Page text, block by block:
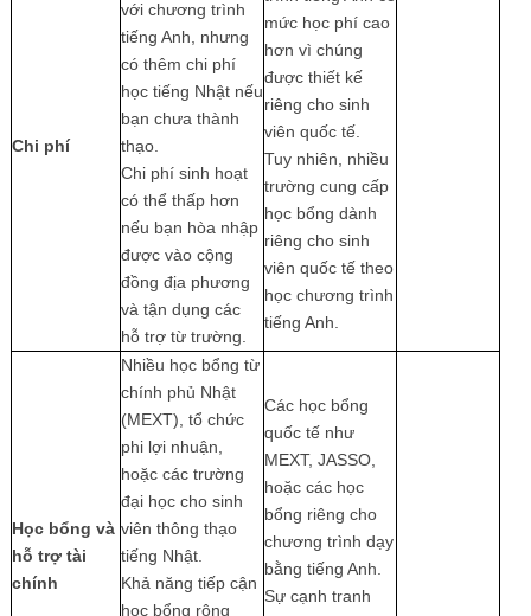
Chi phí
với chương trình
tiếng Anh, nhưng
có thêm chi phí
học tiếng Nhật nếu
bạn chưa thành
thạo.
Chi phí sinh hoạt
có thể thấp hơn
nếu bạn hòa nhập
được vào cộng
đồng địa phương
và tận dụng các
hỗ trợ từ trường.
mức học phí cao
hơn vì chúng
được thiết kế
riêng cho sinh
viên quốc tế.
Tuy nhiên, nhiều
trường cung cấp
học bổng dành
riêng cho sinh
viên quốc tế theo
học chương trình
tiếng Anh.
Học bổng và
hỗ trợ tài
chính
Nhiều học bổng từ
chính phủ Nhật
(MEXT), tổ chức
phi lợi nhuận,
hoặc các trường
đại học cho sinh
viên thông thạo
tiếng Nhật.
Khả năng tiếp cận
học bổng rộng
Các học bổng
quốc tế như
MEXT, JASSO,
hoặc các học
bổng riêng cho
chương trình dạy
bằng tiếng Anh.
Sự cạnh tranh